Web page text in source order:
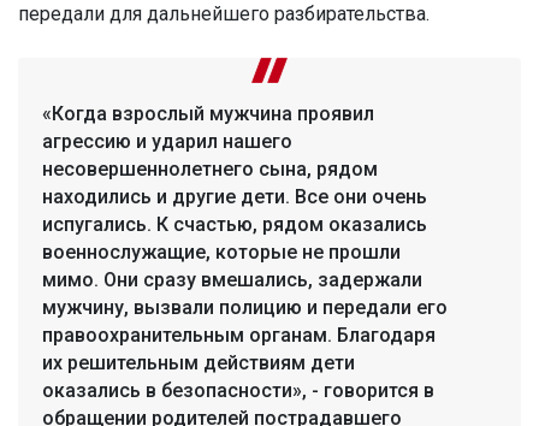
передали для дальнейшего разбирательства.
«Когда взрослый мужчина проявил
агрессию и ударил нашего
несовершеннолетнего сына, рядом
находились и другие дети. Все они очень
испугались. К счастью, рядом оказались
военнослужащие, которые не прошли
мимо. Они сразу вмешались, задержали
мужчину, вызвали полицию и передали его
правоохранительным органам. Благодаря
их решительным действиям дети
оказались в безопасности», - говорится в
обращении родителей пострадавшего